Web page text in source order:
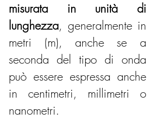
misurata in unità di
lunghezza, generalmente in
metri (m), anche se a
seconda del tipo di onda
può essere espressa anche
in centimetri, millimetri o
nanometri.